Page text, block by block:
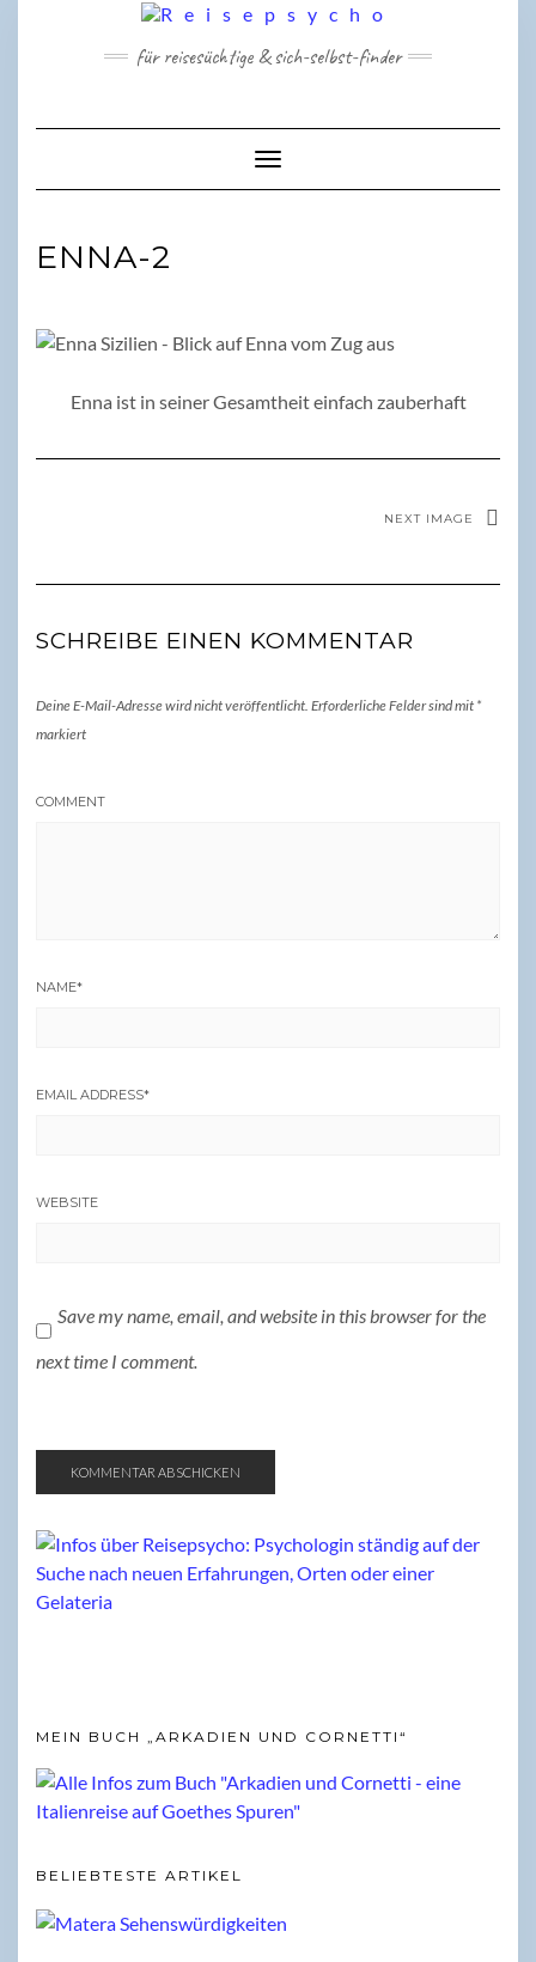
für reisesüchtige & sich-selbst-finder
Toggle Navigation
ENNA-2
Enna ist in seiner Gesamtheit einfach zauberhaft
NEXT IMAGE
SCHREIBE EINEN KOMMENTAR
Deine E-Mail-Adresse wird nicht veröffentlicht. Erforderliche Felder sind mit *
markiert
COMMENT
NAME*
EMAIL ADDRESS*
WEBSITE
Save my name, email, and website in this browser for the
next time I comment.
MEIN BUCH „ARKADIEN UND CORNETTI“
BELIEBTESTE ARTIKEL